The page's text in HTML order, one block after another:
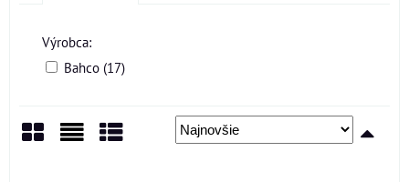
Výrobca:
Bahco (17)